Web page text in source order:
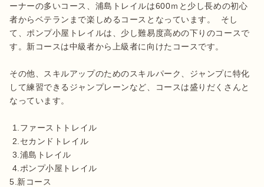
ーナーの多いコース、浦島トレイルは600ｍと少し長めの初心
者からベテランまで楽しめるコースとなっています。  そし
て、ポンプ小屋トレイルは、少し難易度高めの下りのコースで
す。新コースは中級者から上級者に向けたコースです。
その他、スキルアップのためのスキルパーク、ジャンプに特化
して練習できるジャンプレーンなど、コースは盛りだくさんと
なっています。
5.新コース